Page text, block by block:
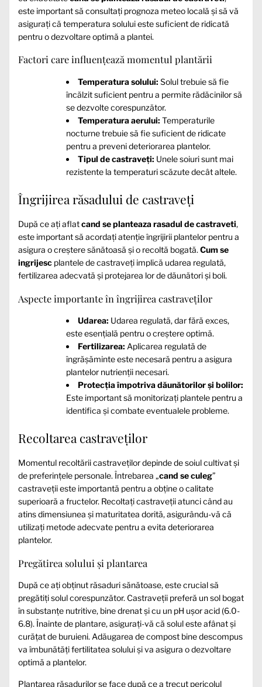
este important să consultați prognoza meteo locală și să vă
asigurați că temperatura solului este suficient de ridicată
pentru o dezvoltare optimă a plantei.
Factori care influențează momentul plantării
Temperatura solului: Solul trebuie să fie
încălzit suficient pentru a permite rădăcinilor să
se dezvolte corespunzător.
Temperatura aerului: Temperaturile
nocturne trebuie să fie suficient de ridicate
pentru a preveni deteriorarea plantelor.
Tipul de castraveți: Unele soiuri sunt mai
rezistente la temperaturi scăzute decât altele.
Îngrijirea răsadului de castraveți
După ce ați aflatcand se planteaza rasadul de castraveti,
este important să acordați atenție îngrijirii plantelor pentru a
asigura o creștere sănătoasă și o recoltă bogată. Cum se
ingrijesc plantele de castraveți implică udarea regulată,
fertilizarea adecvată și protejarea lor de dăunători și boli.
Aspecte importante în îngrijirea castraveților
Udarea: Udarea regulată, dar fără exces,
este esențială pentru o creștere optimă.
Fertilizarea: Aplicarea regulată de
îngrășăminte este necesară pentru a asigura
plantelor nutrienții necesari.
Protecția împotriva dăunătorilor și bolilor:
Este important să monitorizați plantele pentru a
identifica și combate eventualele probleme.
Recoltarea castraveților
Momentul recoltării castraveților depinde de soiul cultivat și
de preferințele personale. Întrebarea „cand se culeg”
castraveții este importantă pentru a obține o calitate
superioară a fructelor. Recoltați castraveții atunci când au
atins dimensiunea și maturitatea dorită, asigurându-vă că
utilizați metode adecvate pentru a evita deteriorarea
plantelor.
Pregătirea solului și plantarea
După ce ați obținut răsaduri sănătoase, este crucial să
pregătiți solul corespunzător. Castraveții preferă un sol bogat
în substanțe nutritive, bine drenat și cu un pH ușor acid (6.0-
6.8). Înainte de plantare, asigurați-vă că solul este afânat și
curățat de buruieni. Adăugarea de compost bine descompus
va îmbunătăți fertilitatea solului și va asigura o dezvoltare
optimă a plantelor.
Plantarea răsadurilor se face după ce a trecut pericolul